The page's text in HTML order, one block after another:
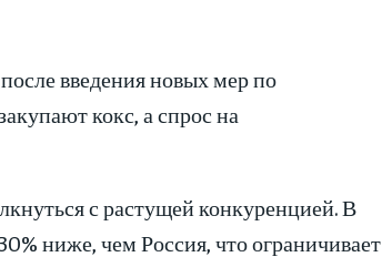
введения новых мер по
кокс, а спрос на
с растущей конкуренцией. В
ниже, чем Россия, что ограничивает